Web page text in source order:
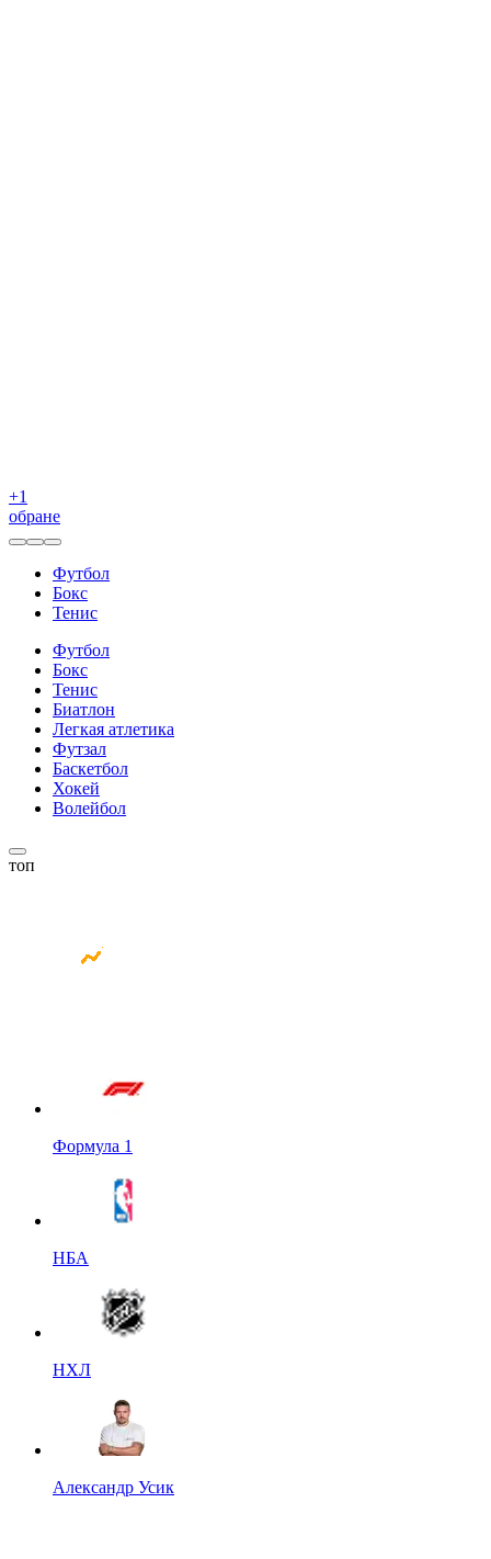
+1
обране
Футбол
Бокс
Тенис
Футбол
Бокс
Тенис
Биатлон
Легкая атлетика
Футзал
Баскетбол
Хокей
Волейбол
топ
Формула 1
НБА
НХЛ
Александр Усик